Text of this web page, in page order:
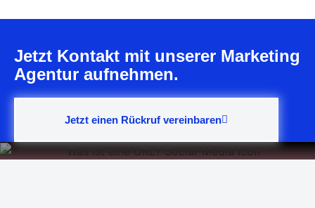
Jetzt Kontakt mit unserer Marketing
Agentur aufnehmen.
Jetzt einen Rückruf vereinbaren